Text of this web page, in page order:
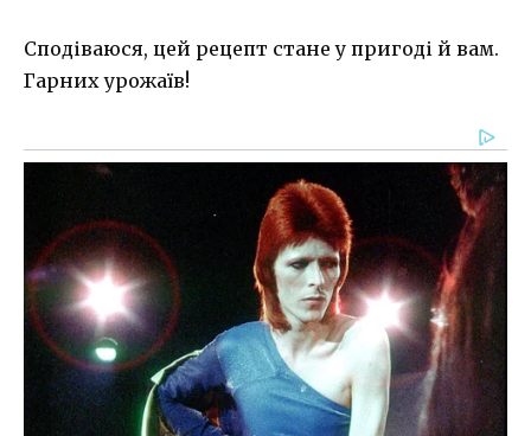
Сподіваюся, цей рецепт стане у пригоді й вам.
Гарних урожаїв!